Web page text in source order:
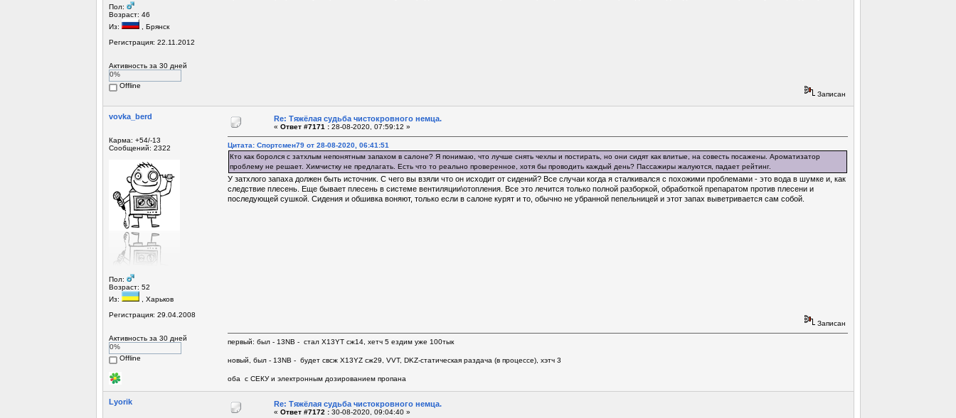
Пол:
Возраст: 46
Из:
, Брянск
Регистрация: 22.11.2012
Активность за 30 дней
0%
Offline
Записан
vovka_berd
Карма: +54/-13
Сообщений: 2322
Пол:
Возраст: 52
Из:
, Харьков
Регистрация: 29.04.2008
Активность за 30 дней
0%
Offline
Re: Тяжёлая судьба чистокровного немца.
« Ответ #7171 :28-08-2020, 07:59:12 »
Цитата: Спортсмен79 от 28-08-2020, 06:41:51
Кто как боролся с затхлым непонятным запахом в салоне? Я понимаю, что лучше снять чехлы и постирать, но они сидят как влитые, на совесть посажены. Ароматизатор
проблему не решает. Химчистку не предлагать. Есть что то реально проверенное, хотя бы проводить каждый день? Пассажиры жалуются, падает рейтинг.
У затхлого запаха должен быть источник. С чего вы взяли что он исходит от сидений? Все случаи когда я сталкивался с похожими проблемами - это вода в шумке и, как
следствие плесень. Еще бывает плесень в системе вентиляции\отопления. Все это лечится только полной разборкой, обработкой препаратом против плесени и
последующей сушкой. Сидения и обшивка воняют, только если в салоне курят и то, обычно не убранной пепельницей и этот запах выветривается сам собой.
Записан
первый: был - 13NB - стал Х13YT сж14, хетч 5 ездим уже 100тык
новый, был - 13NB - будет свсж Х13YZ сж29, VVT, DKZ-статическая раздача (в процессе), хэтч 3
оба с СЕКУ и электронным дозированием пропана
Lyorik Re: Тяжёлая судьба чистокровного немца.
« Ответ #7172 :30-08-2020, 09:04:40 »